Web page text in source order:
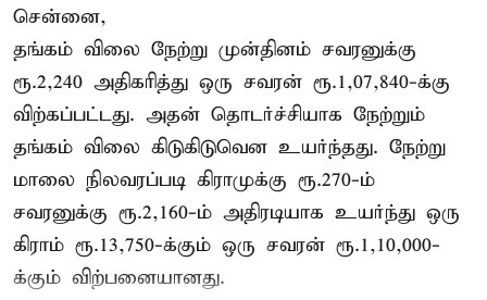
சென்னை,
தங்கம் விலை நேற்று முன்தினம் சவரனுக்கு
ரூ.2,240 அதிகரித்து ஒரு சவரன் ரூ.1,07,840-க்கு
விற்கப்பட்டது. அதன் தொடர்ச்சியாக நேற்றும்
தங்கம் விலை கிடுகிடுவென உயர்ந்தது. நேற்று
மாலை நிலவரப்படி கிராமுக்கு ரூ.270-ம்
சவரனுக்கு ரூ.2,160-ம் அதிரடியாக உயர்ந்து ஒரு
கிராம் ரூ.13,750-க்கும் ஒரு சவரன் ரூ.1,10,000-
க்கும் விற்பனையானது.